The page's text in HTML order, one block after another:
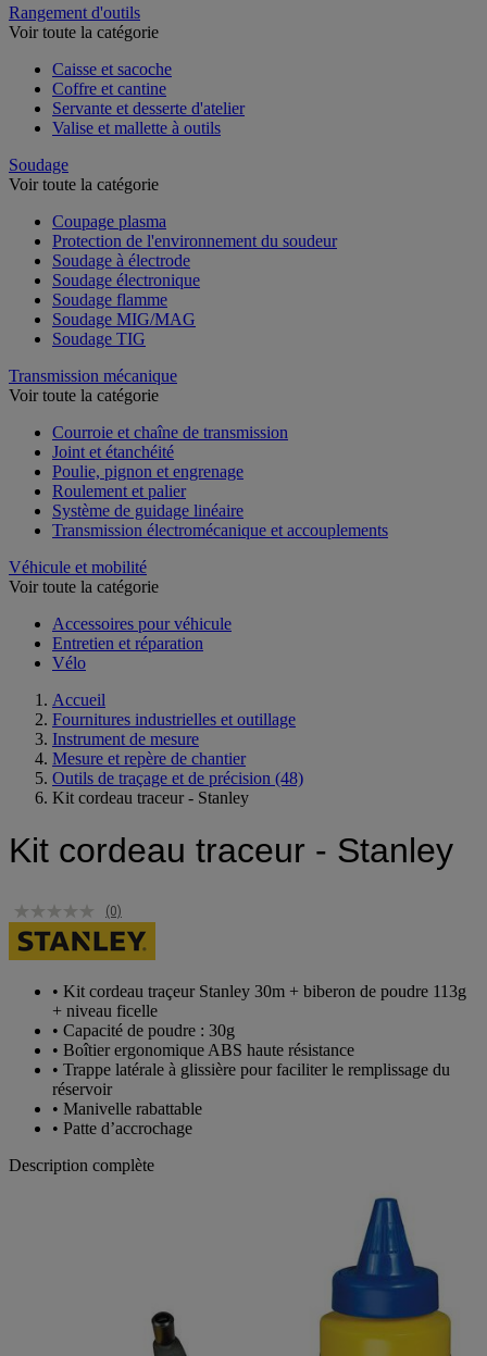
Rangement d'outils
Voir toute la catégorie
Caisse et sacoche
Coffre et cantine
Servante et desserte d'atelier
Valise et mallette à outils
Soudage
Voir toute la catégorie
Coupage plasma
Protection de l'environnement du soudeur
Soudage à électrode
Soudage électronique
Soudage flamme
Soudage MIG/MAG
Soudage TIG
Transmission mécanique
Voir toute la catégorie
Courroie et chaîne de transmission
Joint et étanchéité
Poulie, pignon et engrenage
Roulement et palier
Système de guidage linéaire
Transmission électromécanique et accouplements
Véhicule et mobilité
Voir toute la catégorie
Accessoires pour véhicule
Entretien et réparation
Vélo
Accueil
Fournitures industrielles et outillage
Instrument de mesure
Mesure et repère de chantier
Outils de traçage et de précision (48)
Kit cordeau traceur - Stanley
Kit cordeau traceur - Stanley
(0)
• Kit cordeau traçeur Stanley 30m + biberon de poudre 113g
+ niveau ficelle
• Capacité de poudre : 30g
• Boîtier ergonomique ABS haute résistance
• Trappe latérale à glissière pour faciliter le remplissage du
réservoir
• Manivelle rabattable
• Patte d’accrochage
Description complète